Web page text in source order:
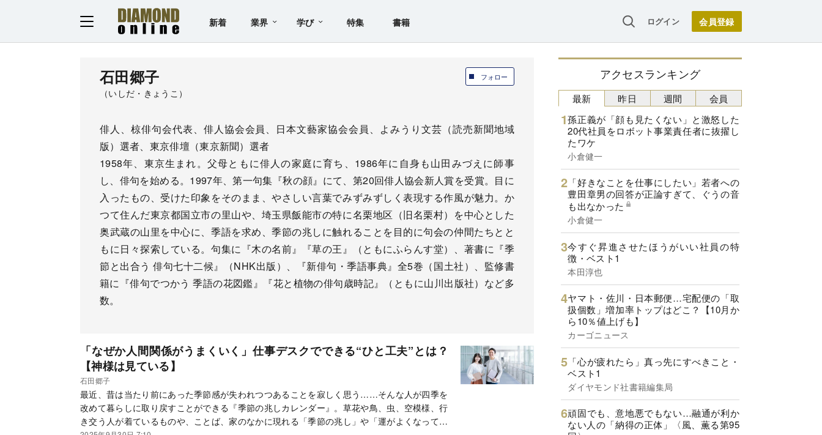
新着 業界 学び 特集 書籍 ログイン
フォロー
石田郷子
（いしだ・きょうこ）
俳人、椋俳句会代表、俳人協会会員、日本文藝家協会会員、よみうり文芸（読売新聞地域
版）選者、東京俳壇（東京新聞）選者
1958年、東京生まれ。父母ともに俳人の家庭に育ち、1986年に自身も山田みづえに師事
し、俳句を始める。1997年、第一句集『秋の顔』にて、第20回俳人協会新人賞を受賞。目に
入ったもの、受けた印象をそのまま、やさしい言葉でみずみずしく表現する作風が魅力。か
つて住んだ東京都国立市の里山や、埼玉県飯能市の特に名栗地区（旧名栗村）を中心とした
奥武蔵の山里を中心に、季語を求め、季節の兆しに触れることを目的に句会の仲間たちとと
もに日々探索している。句集に『木の名前』『草の王』（ともにふらんす堂）、著書に『季
節と出合う 俳句七十二候』（NHK出版）、『新俳句・季語事典』全5巻（国土社）、監修書
籍に『俳句でつかう 季語の花図鑑』『花と植物の俳句歳時記』（ともに山川出版社）など多
数。
「なぜか人間関係がうまくいく」仕事デスクでできる“ひと工夫”とは？
【神様は見ている】
石田郷子
最近、昔は当たり前にあった季節感が失われつつあることを寂しく思う……そんな人が四季を
改めて暮らしに取り戻すことができる『季節の兆しカレンダー』。草花や鳥、虫、空模様、行
き交う人が着ているものや、ことば、家のなかに現れる「季節の兆し」や「運がよくなってき
アクセスランキング
最新
孫正義が「顔も見たくない」と激怒した
20代社員をロボット事業責任者に抜擢し
たワケ
小倉健一
「好きなことを仕事にしたい」若者への
豊田章男の回答が正論すぎて、ぐうの音
も出なかった
小倉健一
今すぐ昇進させたほうがいい社員の特
徴・ベスト1
本田淳也
ヤマト・佐川・日本郵便…宅配便の「取
扱個数」増加率トップはどこ？【10月か
ら10％値上げも】
カーゴニュース
「心が疲れたら」真っ先にすべきこと・
ベスト1
ダイヤモンド社書籍編集局
頑固でも、意地悪でもない…融通が利か
ない人の「納得の正体」〈風、薫る第95
昨日 週間 会員